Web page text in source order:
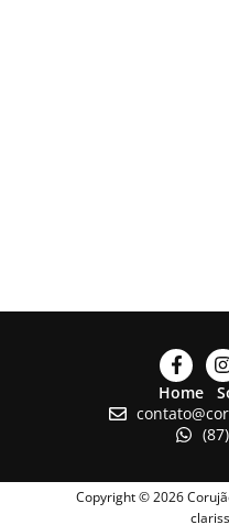
Home
Copyright © 2026